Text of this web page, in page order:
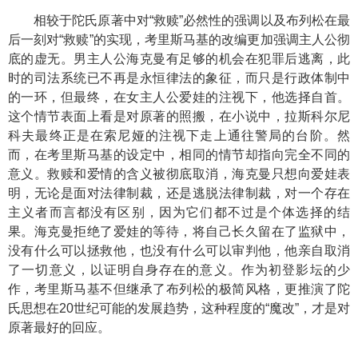
相较于陀氏原著中对“救赎”必然性的强调以及布列松在最
后一刻对“救赎”的实现，考里斯马基的改编更加强调主人公彻
底的虚无。男主人公海克曼有足够的机会在犯罪后逃离，此
时的司法系统已不再是永恒律法的象征，而只是行政体制中
的一环，但最终，在女主人公爱娃的注视下，他选择自首。
这个情节表面上看是对原著的照搬，在小说中，拉斯科尔尼
科夫最终正是在索尼娅的注视下走上通往警局的台阶。然
而，在考里斯马基的设定中，相同的情节却指向完全不同的
意义。救赎和爱情的含义被彻底取消，海克曼只想向爱娃表
明，无论是面对法律制裁，还是逃脱法律制裁，对一个存在
主义者而言都没有区别，因为它们都不过是个体选择的结
果。海克曼拒绝了爱娃的等待，将自己长久留在了监狱中，
没有什么可以拯救他，也没有什么可以审判他，他亲自取消
了一切意义，以证明自身存在的意义。作为初登影坛的少
作，考里斯马基不但继承了布列松的极简风格，更推演了陀
氏思想在20世纪可能的发展趋势，这种程度的“魔改”，才是对
原著最好的回应。